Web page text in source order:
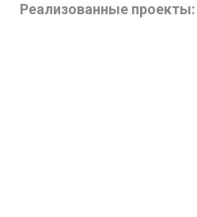
Реализованные проекты: